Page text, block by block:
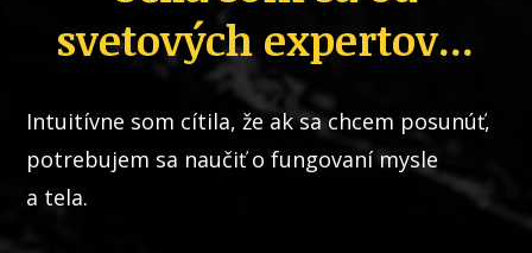
svetových expertov...
Intuitívne som cítila, že ak sa chcem posunúť,
potrebujem sa naučiť o fungovaní mysle
a tela.